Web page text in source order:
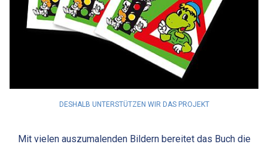
DESHALB UNTERSTÜTZEN WIR DAS PROJEKT
Mit vielen auszumalenden Bildern bereitet das Buch die